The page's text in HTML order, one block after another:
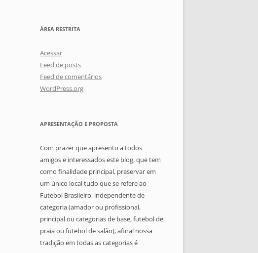
ÁREA RESTRITA
Acessar
Feed de posts
Feed de comentários
WordPress.org
APRESENTAÇÃO E PROPOSTA
Com prazer que apresento a todos
amigos e interessados este blog, que tem
como finalidade principal, preservar em
um único local tudo que se refere ao
Futebol Brasileiro, independente de
categoria (amador ou profissional,
principal ou categorias de base, futebol de
praia ou futebol de salão), afinal nossa
tradição em todas as categorias é